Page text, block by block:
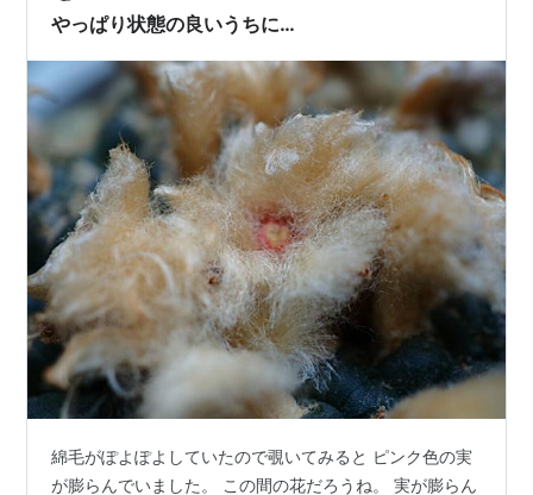
ベストアルバム
「FLASH BEST」(ASIN:B002E92KC6)
シングル
やっぱり状態の良いうちに…
綿毛がぽよぽよしていたので覗いてみると ピンク色の実
が膨らんでいました。 この間の花だろうね。 実が膨らん